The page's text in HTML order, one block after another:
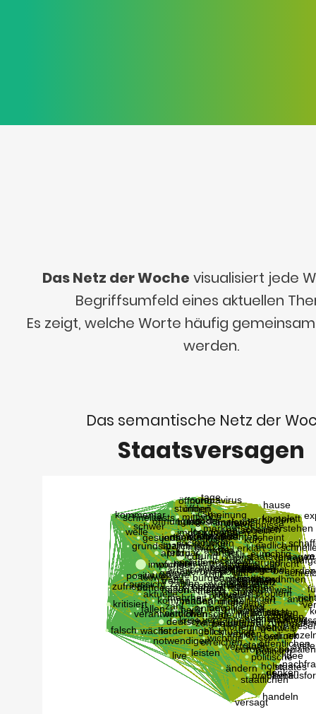
Das Netz der Woche visualisiert jede
Begriffsumfeld eines aktuellen
Es zeigt, welche Worte häufig
werden.
Das semantische Netz der
Staatsversagen